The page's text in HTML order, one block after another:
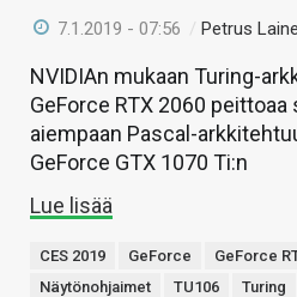
7.1.2019 - 07:56 /Petrus Laine
NVIDIAn mukaan Turing-
GeForce RTX 2060
aiempaan Pascal-
GeForce GTX 1070 Ti:n
Lue lisää
CES 2019 GeForce GeForce
Näytönohjaimet
TU106 Turing